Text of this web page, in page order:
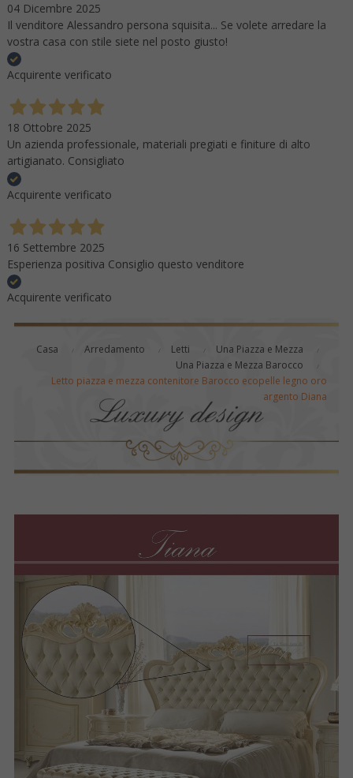
04 Dicembre 2025
Il venditore Alessandro persona squisita... Se volete arredare la
vostra casa con stile siete nel posto giusto!
Acquirente verificato
18 Ottobre 2025
Un azienda professionale, materiali pregiati e finiture di alto
artigianato. Consigliato
Acquirente verificato
16 Settembre 2025
Esperienza positiva Consiglio questo venditore
Acquirente verificato
Casa Arredamento Letti
Una Piazza e Mezza
Una Piazza e Mezza Barocco
Letto piazza e mezza contenitore Barocco ecopelle legno oro
argento Diana